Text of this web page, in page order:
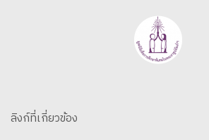
ลิงก์ที่เกี่ยวข้อง